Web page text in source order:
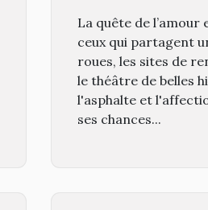
La quête de
ceux qui partagent
roues, les sites de
le théâtre de belles
l'asphalte et
ses chances...